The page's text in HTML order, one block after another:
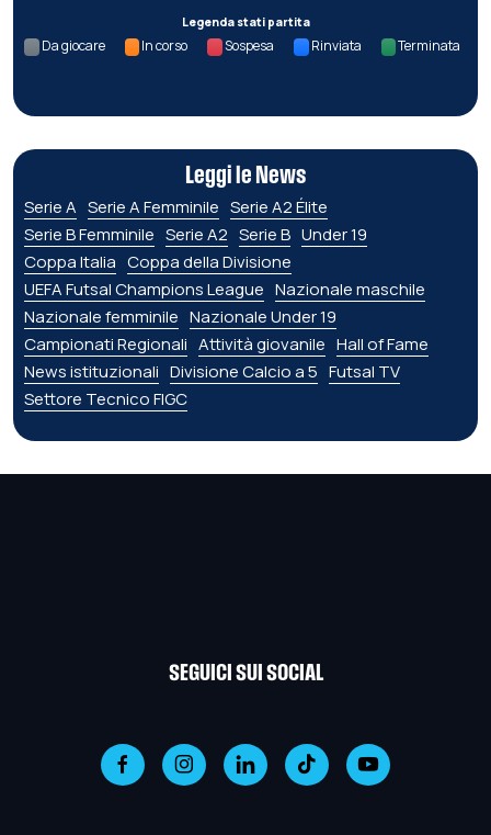
Legenda stati partita
Da giocare In corso Sospesa Rinviata Terminata
Leggi le News
Serie A Serie A Femminile Serie A2 Élite
Serie B Femminile Serie A2 Serie B Under 19
Coppa Italia Coppa della Divisione
UEFA Futsal Champions League Nazionale maschile
Nazionale femminile Nazionale Under 19
Campionati Regionali Attività giovanile Hall of Fame
News istituzionali Divisione Calcio a 5 Futsal TV
Settore Tecnico FIGC
SEGUICI SUI SOCIAL